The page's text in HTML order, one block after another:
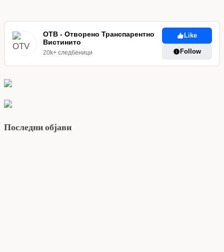
ОТВ - Отворено Транспарентно
Вистинито
20k+ следбеници
Like
Follow
Последни објави